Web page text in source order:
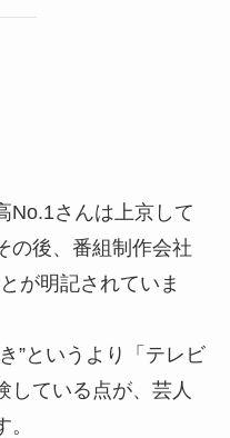
No.1さんは上京して
の後、番組制作会社
が明記されていま
”というより「テレビ
している点が、芸人